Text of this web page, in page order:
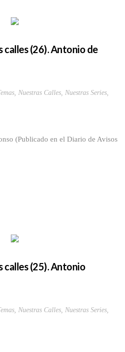
calles (26). Antonio de
, Nuestras Calles, Nuestras Series,
(Publicado en el Diario de Avisos
calles (25). Antonio
, Nuestras Calles, Nuestras Series,